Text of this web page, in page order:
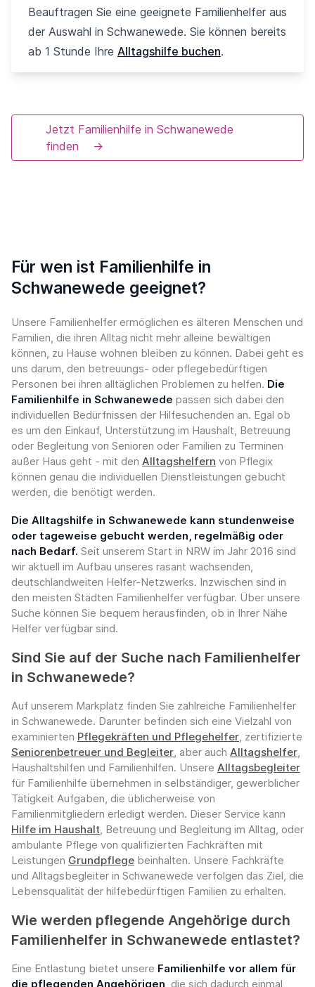
Beauftragen Sie eine geeignete Familienhelfer aus
der Auswahl in Schwanewede. Sie können bereits
ab 1 Stunde Ihre Alltagshilfe buchen.
Jetzt Familienhilfe in Schwanewede
finden
→
Für wen ist Familienhilfe in
Schwanewede geeignet?
Unsere Familienhelfer ermöglichen es älteren Menschen und
Familien, die ihren Alltag nicht mehr alleine bewältigen
können, zu Hause wohnen bleiben zu können. Dabei geht es
uns darum, den betreuungs- oder pflegebedürftigen
Personen bei ihren alltäglichen Problemen zu helfen. Die
Familienhilfe in Schwanewede passen sich dabei den
individuellen Bedürfnissen der Hilfesuchenden an. Egal ob
es um den Einkauf, Unterstützung im Haushalt, Betreuung
oder Begleitung von Senioren oder Familien zu Terminen
außer Haus geht - mit den Alltagshelfern von Pflegix
können genau die individuellen Dienstleistungen gebucht
werden, die benötigt werden.
Die Alltagshilfe in Schwanewede kann stundenweise
oder tageweise gebucht werden, regelmäßig oder
nach Bedarf. Seit unserem Start in NRW im Jahr 2016 sind
wir aktuell im Aufbau unseres rasant wachsenden,
deutschlandweiten Helfer-Netzwerks. Inzwischen sind in
den meisten Städten Familienhelfer verfügbar. Über unsere
Suche können Sie bequem herausfinden, ob in Ihrer Nähe
Helfer verfügbar sind.
Sind Sie auf der Suche nach Familienhelfer
in Schwanewede?
Auf unserem Markplatz finden Sie zahlreiche Familienhelfer
in Schwanewede. Darunter befinden sich eine Vielzahl von
examinierten Pflegekräften und Pflegehelfer, zertifizierte
Seniorenbetreuer und Begleiter, aber auch Alltagshelfer,
Haushaltshilfen und Familienhilfen. Unsere Alltagsbegleiter
für Familienhilfe übernehmen in selbständiger, gewerblicher
Tätigkeit Aufgaben, die üblicherweise von
Familienmitgliedern erledigt werden. Dieser Service kann
Hilfe im Haushalt, Betreuung und Begleitung im Alltag, oder
ambulante Pflege von qualifizierten Fachkräften mit
Leistungen Grundpflege beinhalten. Unsere Fachkräfte
und Alltagsbegleiter in Schwanewede verfolgen das Ziel, die
Lebensqualität der hilfebedürftigen Familien zu erhalten.
Wie werden pflegende Angehörige durch
Familienhelfer in Schwanewede entlastet?
Eine Entlastung bietet unsere Familienhilfe vor allem für
die pflegenden Angehörigen, die sich dadurch einmal